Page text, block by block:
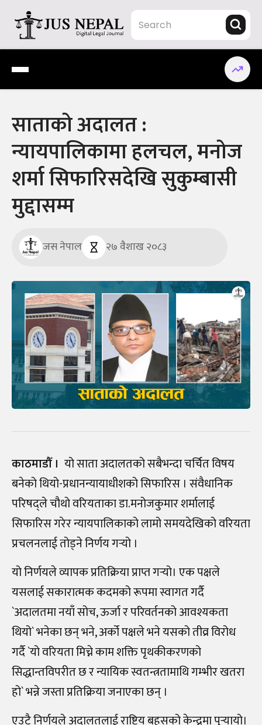
content
Jus Nepal | www.jusnepal.com
Digital Legal Journal
साताको अदालत :
न्यायपालिकामा हलचल, मनोज
शर्मा सिफारिसदेखि सुकुम्बासी
मुद्दासम्म
जस नेपाल २७ वैशाख २०८३
काठमाडौँ । यो साता अदालतको सबैभन्दा चर्चित विषय
बनेको थियो-प्रधानन्यायाधीशको सिफारिस । संवैधानिक
परिषद्ले चौथो वरियताका डा.मनोजकुमार शर्मालाई
सिफारिस गरेर न्यायपालिकाको लामो समयदेखिको वरियता
प्रचलनलाई तोड्ने निर्णय गर्‍यो ।
यो निर्णयले व्यापक प्रतिक्रिया प्राप्त गर्‍यो। एक पक्षले
यसलाई सकारात्मक कदमको रूपमा स्वागत गर्दै
`अदालतमा नयाँ सोच, ऊर्जा र परिवर्तनको आवश्यकता
थियो` भनेका छन् भने, अर्को पक्षले भने यसको तीव्र विरोध
गर्दै `यो वरियता मिच्ने काम शक्ति पृथकीकरणको
सिद्धान्तविपरीत छ र न्यायिक स्वतन्त्रतामाथि गम्भीर खतरा
हो` भन्ने जस्ता प्रतिक्रिया जनाएका छन् ।
एउटै निर्णयले अदालतलाई राष्ट्रिय बहसको केन्द्रमा पुर्‍यायो।